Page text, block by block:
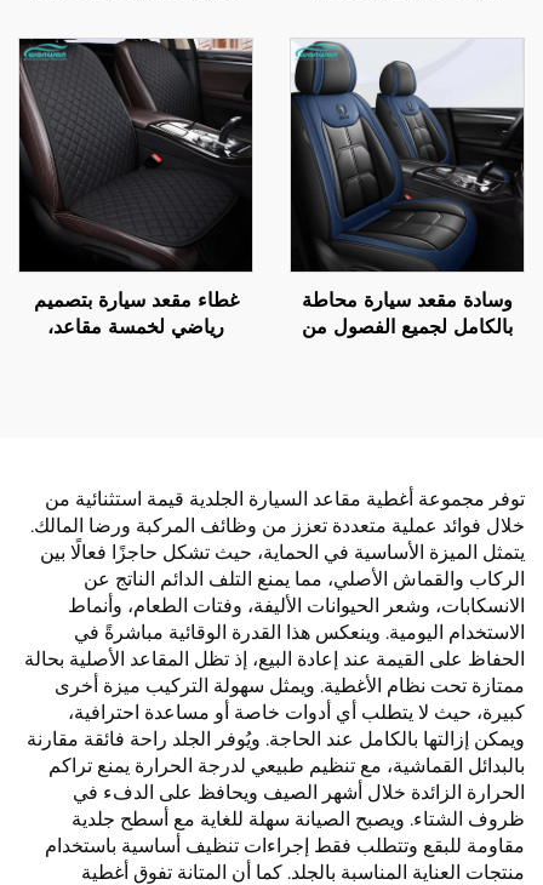
السنة الأربعة، ثلاث قطع
بدون ظهر المقعد، متوفرة
في أمازون للتجارة الدولية
العناية إكسسوار للمقاعد
وسادة مقعد سيارة محاطة
بالكامل لجميع الفصول من
غطاء مقعد سيارة بتصميم
رياضي لخمسة مقاعد،
توفر مجموعة أغطية مقاعد السيارة الجلدية قيمة استثنائية من
خلال فوائد عملية متعددة تعزز من وظائف المركبة ورضا المالك.
يتمثل الميزة الأساسية في الحماية، حيث تشكل حاجزًا فعالًا بين
الركاب والقماش الأصلي، مما يمنع التلف الدائم الناتج عن
الانسكابات، وشعر الحيوانات الأليفة، وفتات الطعام، وأنماط
الاستخدام اليومية. وينعكس هذا القدرة الوقائية مباشرةً في
الحفاظ على القيمة عند إعادة البيع، إذ تظل المقاعد الأصلية بحالة
ممتازة تحت نظام الأغطية. ويمثل سهولة التركيب ميزة أخرى
كبيرة، حيث لا يتطلب أي أدوات خاصة أو مساعدة احترافية،
ويمكن إزالتها بالكامل عند الحاجة. ويُوفر الجلد راحة فائقة مقارنة
بالبدائل القماشية، مع تنظيم طبيعي لدرجة الحرارة يمنع تراكم
الحرارة الزائدة خلال أشهر الصيف ويحافظ على الدفء في
ظروف الشتاء. ويصبح الصيانة سهلة للغاية مع أسطح جلدية
مقاومة للبقع وتتطلب فقط إجراءات تنظيف أساسية باستخدام
منتجات العناية المناسبة بالجلد. كما أن المتانة تفوق أغطية